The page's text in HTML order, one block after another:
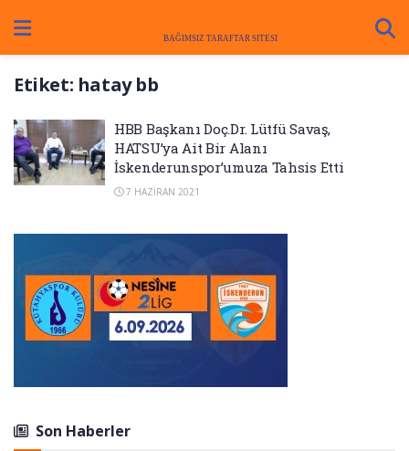
Etiket: hatay bb
HBB Başkanı Doç.Dr. Lütfü Savaş,
HATSU’ya Ait Bir Alanı
İskenderunspor’umuza Tahsis Etti
7 HAZIRAN 2021
Son Haberler